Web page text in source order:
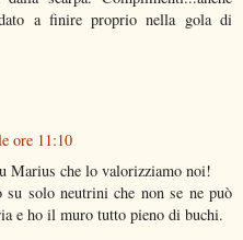
a finire proprio nella gola di
ore 11:10
Marius che lo valorizziamo noi!
su solo neutrini che non se ne può
e ho il muro tutto pieno di buchi.